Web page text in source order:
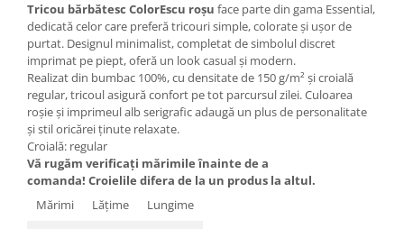
Tricou bărbătesc ColorEscu roșu face parte din gama Essential,
dedicată celor care preferă tricouri simple, colorate și ușor de
purtat. Designul minimalist, completat de simbolul discret
imprimat pe piept, oferă un look casual și modern.
Realizat din bumbac 100%, cu densitate de 150 g/m² și croială
regular, tricoul asigură confort pe tot parcursul zilei. Culoarea
roșie și imprimeul alb serigrafic adaugă un plus de personalitate
și stil oricărei ținute relaxate.
Croială: regular
Vă rugăm verificaţi mărimile înainte de a
comanda! Croielile difera de la un produs la altul.
Mărimi
Lăţime
Lungime